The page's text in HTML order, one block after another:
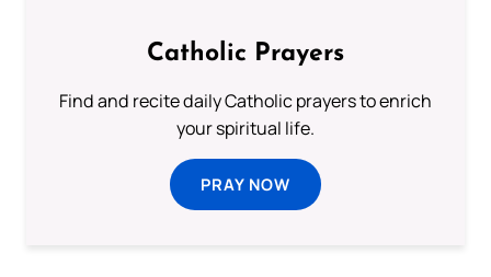
Catholic Prayers
Find and recite daily Catholic prayers to enrich
your spiritual life.
PRAY NOW